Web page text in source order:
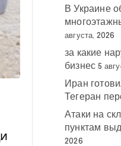
В Украине
августа, 2026
за какие
бизнес 5
Иран
Тегеран
Атаки на
пунктам
2026